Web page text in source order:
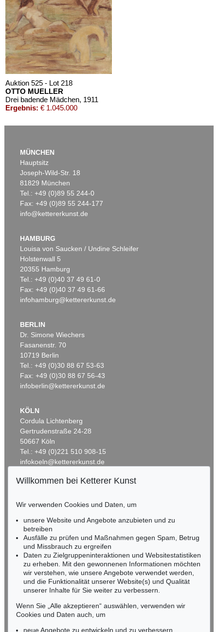
Auktion 610 - Lot 426000372
HERMANN MAX PECHSTEIN
Reisebilder , 1919
Schätzpreis:€ 1.600
Auktion 525 - Lot 218
OTTO MUELLER
Drei badende Mädchen, 1911
Ergebnis: € 1.045.000
Auktion 540 - Lot 24
Ergebnis:€ 825.500
Auktion 360 - Lot 123
OTTO MUELLER
Artistenpaar, 1910
Ergebnis:€ 780.000
Ergebnis:
Auktion 227 - Lot 14
Ergebnis:€ 493.151
Auktion 606 - Lot 68
Ergebnis: € 451.500
Auktion 432 - Lot 314
MÜNCHEN
Hauptsitz
Joseph-Wild-Str. 18
81829 München
Tel.: +49 (0)89 55 244-0
Fax: +49 (0)89 55 244-177
info@kettererkunst.de
HAMBURG
Louisa von Saucken / Undine Schleifer
Holstenwall 5
20355 Hamburg
Tel.: +49 (0)40 37 49 61-0
Fax: +49 (0)40 37 49 61-66
infohamburg@kettererkunst.de
BERLIN
Dr. Simone Wiechers
Fasanenstr. 70
10719 Berlin
Tel.: +49 (0)30 88 67 53-63
Fax: +49 (0)30 88 67 56-43
infoberlin@kettererkunst.de
KÖLN
Cordula Lichtenberg
Gertrudenstraße 24-28
50667 Köln
Tel.: +49 (0)221 510 908-15
infokoeln@kettererkunst.de
RHEINLAND-PFALZ
Miriam Heß
Tel.: +49 (0)62 21 58 80-038
Fax: +49 (0)62 21 58 80-595
infoheidelberg@kettererkunst.de
NORDDEUTSCHLAND
Nico Kassel, M.A.
Tel.: +49 (0)89 55244-164
Mobil: +49 (0)171 8618661
n.kassel@kettererkunst.de
Willkommen bei Ketterer Kunst
Wir verwenden Cookies und Daten, um
unsere Website und Angebote anzubieten und zu
betreiben
Ausfälle zu prüfen und Maßnahmen gegen Spam, Betrug
und Missbrauch zu ergreifen
Daten zu Zielgruppeninteraktionen und Websitestatistiken
zu erheben. Mit den gewonnenen Informationen möchten
wir verstehen, wie unsere Angebote verwendet werden,
und die Funktionalität unserer Website(s) und Qualität
unserer Inhalte für Sie weiter zu verbessern.
Wenn Sie „Alle akzeptieren“ auswählen, verwenden wir
Cookies und Daten auch, um
neue Angebote zu entwickeln und zu verbessern